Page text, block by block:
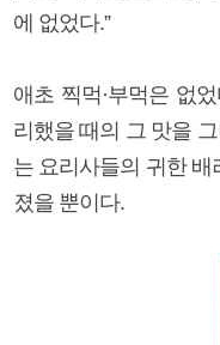
에 없었다.”
애초 찍먹·부먹은 없
리했을 때의 그 맛을
는 요리사들의 귀한
졌을 뿐이다.